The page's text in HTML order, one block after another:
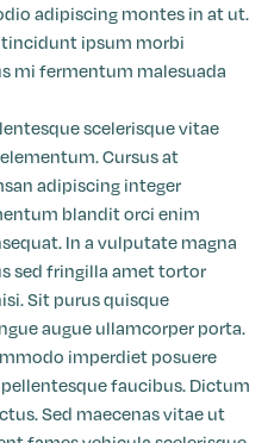
adipiscing montes in at ut.
ipsum morbi
mi fermentum malesuada
scelerisque vitae
Cursus at
adipiscing integer
blandit orci enim
In a vulputate magna
sed fringilla amet tortor
Sit purus quisque
augue ullamcorper porta.
imperdiet posuere
faucibus. Dictum
Sed maecenas vitae ut